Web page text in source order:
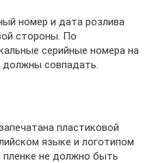
номер и дата розлива
стороны. По
серийные номера на
должны совпадать.
пластиковой
языке и логотипом
не должно быть